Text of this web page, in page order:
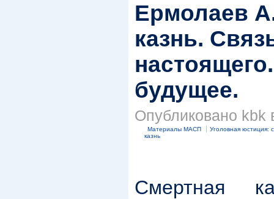
Ермолаев
казнь.
будущее.
Опубликовано kbk
Материалы МАСП
Уголовная юстиция:
казнь
Смертная